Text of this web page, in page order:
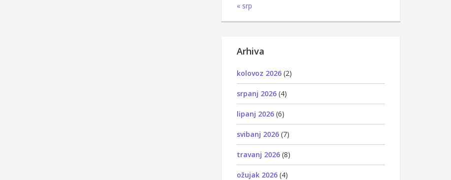
« srp
Arhiva
kolovoz 2026 (2)
srpanj 2026 (4)
lipanj 2026 (6)
svibanj 2026 (7)
travanj 2026 (8)
ožujak 2026 (4)